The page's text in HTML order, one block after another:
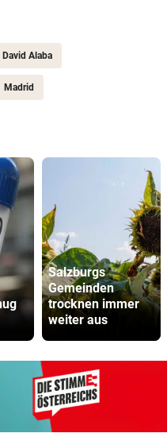
David Alaba
Madrid
Salzburgs
Gemeinden
trocknen immer
weiter aus